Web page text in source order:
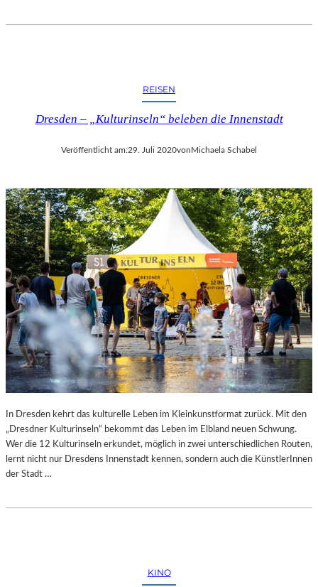
REISEN
Dresden – „Kulturinseln“ beleben die Innenstadt
Veröffentlicht am:29. Juli 2020vonMichaela Schabel
In Dresden kehrt das kulturelle Leben im Kleinkunstformat zurück. Mit den
„Dresdner Kulturinseln“ bekommt das Leben im Elbland neuen Schwung.
Wer die 12 Kulturinseln erkundet, möglich in zwei unterschiedlichen Routen,
lernt nicht nur Dresdens Innenstadt kennen, sondern auch die KünstlerInnen
der Stadt …
KINO